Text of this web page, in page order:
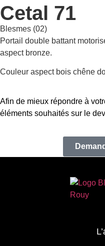
Cetal 71
Blesmes (02)
Portail double battant
aspect bronze.
Couleur aspect bois chêne
Afin de mieux répondre à
éléments souhaités sur le